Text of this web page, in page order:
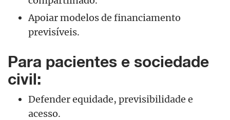
Apoiar modelos de financiamento
previsíveis.
Para pacientes e sociedade
civil:
Defender equidade, previsibilidade e
acesso.